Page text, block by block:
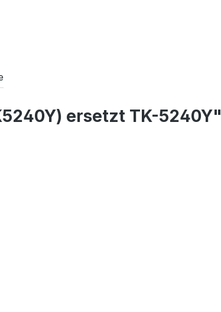
ersetzt TK-5240Y"